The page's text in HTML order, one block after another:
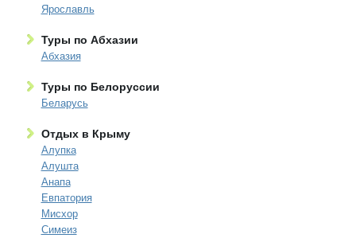
Ярославль
Туры по Абхазии
Абхазия
Туры по Белоруссии
Беларусь
Отдых в Крыму
Алупка
Алушта
Анапа
Евпатория
Мисхор
Симеиз